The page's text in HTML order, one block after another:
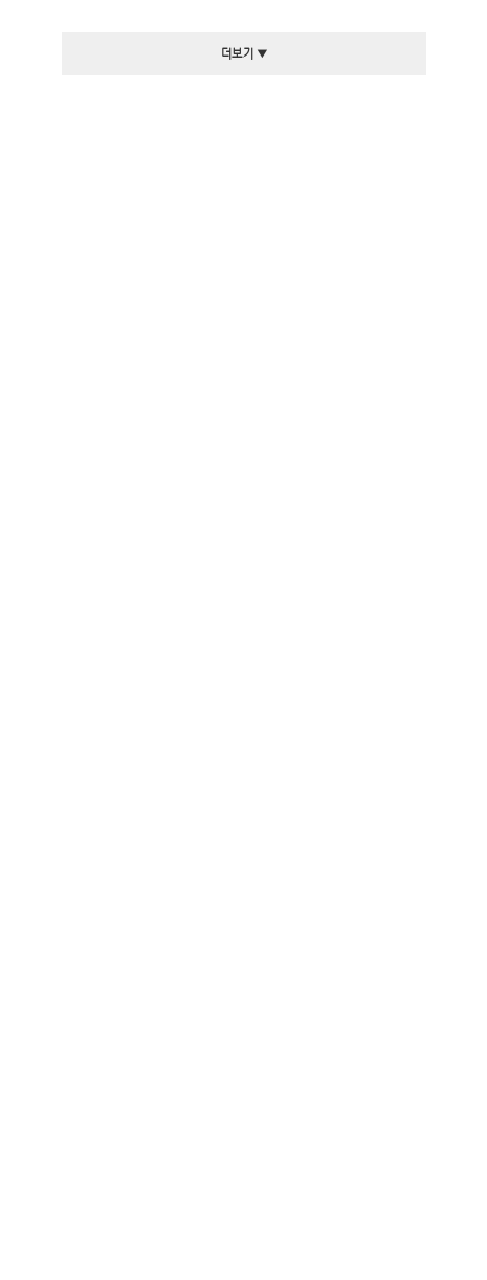
더보기 ▼